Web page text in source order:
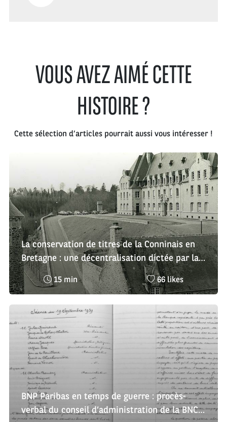
VOUS AVEZ AIMÉ CETTE
HISTOIRE ?
Cette sélection d’articles pourrait aussi vous intéresser !
La conservation de titres de la Conninais en
Bretagne : une décentralisation dictée par la
guerre
Temps
lecture
:
15 min
Nombre
de
likes
:
66 likes
BNP Paribas en temps de guerre : procès-
verbal du conseil d’administration de la BNCI,